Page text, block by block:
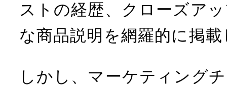
ストの経歴、クローズア
な商品説明を網羅的に掲
しかし、マーケティング